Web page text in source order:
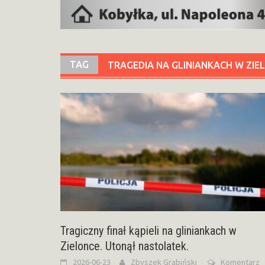
TAG TRAGEDIA NA GLINIANKACH W
Tragiczny finał kąpieli na gliniankach w
Zielonce. Utonął nastolatek.
2026-06-23 Zbyszek Grabiński Komentarz